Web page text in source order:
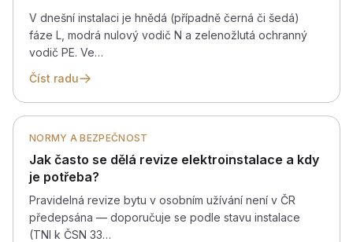
V dnešní instalaci je hnědá (případně černá či šedá)
fáze L, modrá nulový vodič N a zelenožlutá ochranný
vodič PE. Ve…
Číst radu
NORMY A BEZPEČNOST
Jak často se dělá revize elektroinstalace a kdy
je potřeba?
Pravidelná revize bytu v osobním užívání není v ČR
předepsána — doporučuje se podle stavu instalace
(TNI k ČSN 33…